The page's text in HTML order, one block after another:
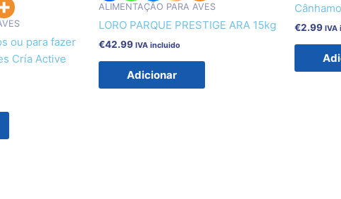
ou para fazer
Cría Active
ALIMENTAÇÃO PARA AVES
LORO PARQUE PRESTIGE ARA 15kg
€42.99 IVA incluido
Adicionar
€2.99 IVA